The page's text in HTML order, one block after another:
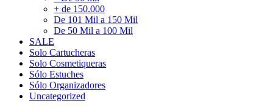
+ de 150.000
De 101 Mil a 150 Mil
De 50 Mil a 100 Mil
SALE
Solo Cartucheras
Solo Cosmetiqueras
Sólo Estuches
Sólo Organizadores
Uncategorized